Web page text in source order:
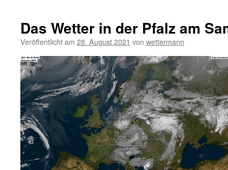
Das Wetter in der Pfalz am
Veröffentlicht am 28. August 2021 von wettermann